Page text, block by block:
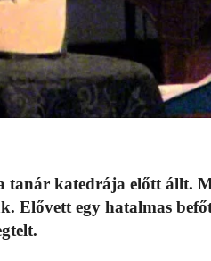
tanár katedrája előtt állt.
Elővett egy hatalmas